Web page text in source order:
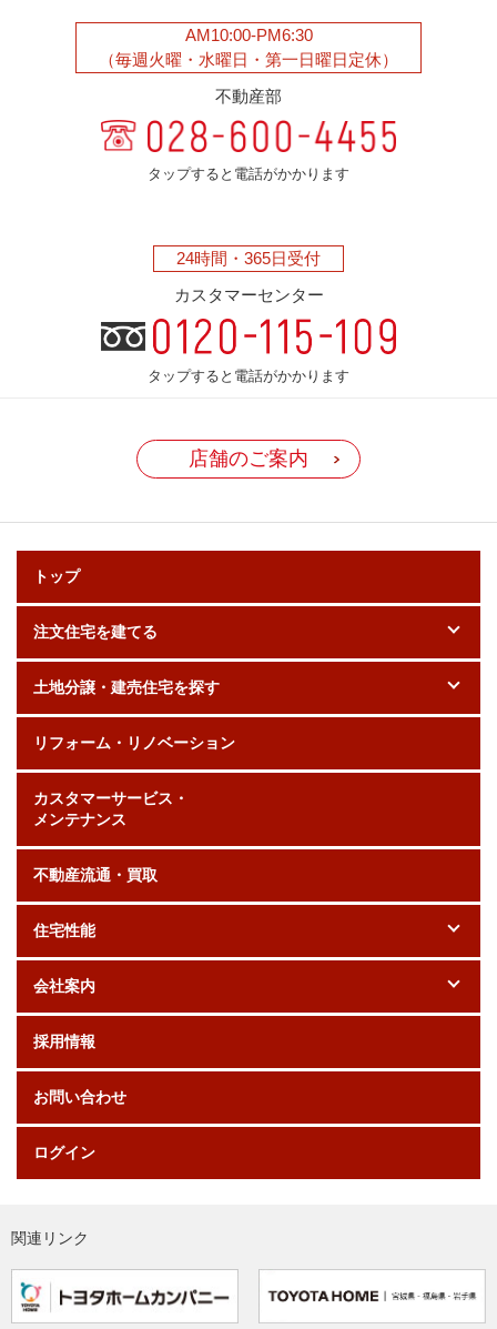
AM10:00-PM6:30
（毎週火曜・水曜日・第一日曜日定休）
不動産部
タップすると電話がかかります
24時間・ 365日受付
カスタマーセンター
タップすると電話がかかります
店舗のご案内
トップ
注文住宅を建てる
土地分譲・建売住宅を探す
リフォーム・リノベーション
カスタマーサービス・
メンテナンス
不動産流通・買取
住宅性能
会社案内
採用情報
お問い合わせ
ログイン
関連リンク